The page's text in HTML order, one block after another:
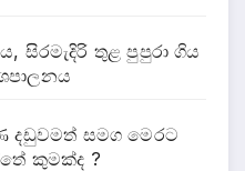
සිරමැදිරි තුළ පුපුරා ගිය
දඩුවමත් සමග මෙරට
කුමක්ද ?